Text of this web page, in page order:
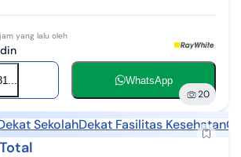
yang lalu oleh
WhatsApp
20
SekolahDekat Fasilitas Kesehatan